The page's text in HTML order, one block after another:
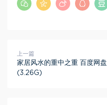
上一篇
家居风水的重中之重 百度网盘
(3.26G)